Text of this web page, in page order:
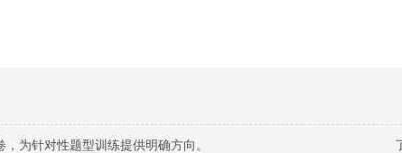
为针对性题型训练提供明确方向。